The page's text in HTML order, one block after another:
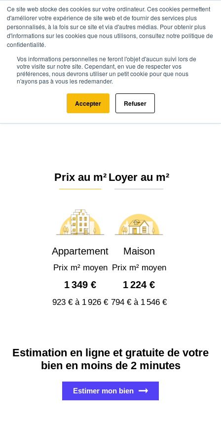
Ce site web stocke des cookies sur votre ordinateur. Ces cookies permettent
d'améliorer votre expérience de site web et de fournir des services plus
personnalisés, à la fois sur ce site et via d'autres médias. Pour obtenir plus
d'informations sur les cookies que nous utilisons, consultez notre politique de
confidentialité.
Vos informations personnelles ne feront l'objet d'aucun suivi lors de
votre visite sur notre site. Cependant, en vue de respecter vos
préférences, nous devrons utiliser un petit cookie pour que nous
n'ayons pas à vous les redemander.
Accepter Refuser
Agence.immo Prix immobilier Normandie Orne
Cerisy-Belle-Étoile (61100)
Estimation immobilière à Cerisy-
Belle-Étoile : Prix m² 2026
Prix au m²
Appartement
Prix m² moyen
1 349 €
923 € à 1 926 €
Loyer au m²
Maison
Prix m² moyen
1 224 €
794 € à 1 546 €
Estimation en ligne et gratuite de votre
bien en moins de 2 minutes
Estimer mon bien